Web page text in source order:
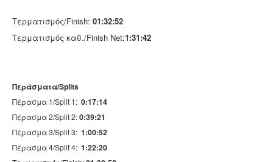
Τερματισμός/Finish: 01:32:52
Τερματισμός καθ./Finish Net:1:31:42
Περάσματα/Splits
Πέρασμα 1/Split 1: 0:17:14
Πέρασμα 2/Split 2:0:39:21
Πέρασμα 3/Split 3: 1:00:52
Πέρασμα 4/Split 4: 1:22:20